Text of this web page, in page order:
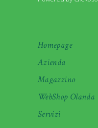
Homepage
Azienda
Magazzino
WebShop Olanda
Servizi